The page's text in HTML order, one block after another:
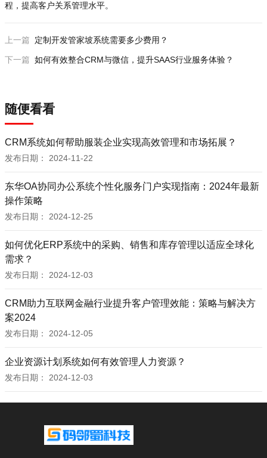
程，提高客户关系管理水平。
上一篇 定制开发管家坡系统需要多少费用？
下一篇 如何有效整合CRM与微信，提升SAAS行业服务体验？
随便看看
CRM系统如何帮助服装企业实现高效管理和市场拓展？
发布日期： 2024-11-22
东华OA协同办公系统个性化服务门户实现指南：2024年最新
操作策略
发布日期： 2024-12-25
如何优化ERP系统中的采购、销售和库存管理以适应全球化
需求？
发布日期： 2024-12-03
CRM助力互联网金融行业提升客户管理效能：策略与解决方
案2024
发布日期： 2024-12-05
企业资源计划系统如何有效管理人力资源？
发布日期： 2024-12-03